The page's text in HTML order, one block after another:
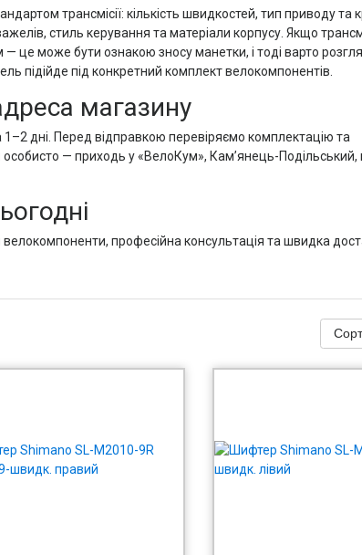
трансмісії: кількість швидкостей, тип приводу та
стиль керування та матеріали корпусу. Якщо
може бути ознакою зносу манетки, і тоді варто
підійде під конкретний комплект велокомпонентів.
магазину
1–2 дні. Перед відправкою перевіряємо комплектацію та
— приходь у «ВелоКум», Кам’янець-Подільський,
професійна консультація та швидка